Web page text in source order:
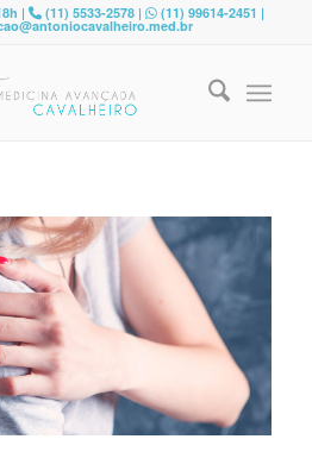
| (11) 5533-2578 | (11) 99614-2451 |